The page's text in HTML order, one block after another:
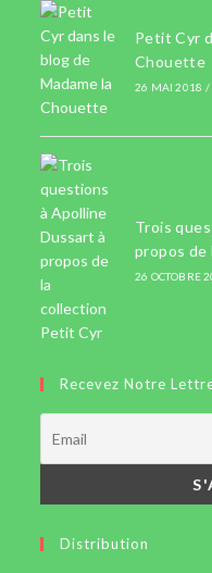
Petit Cyr
Chouette
26 MAI 2018 /
Trois
propos
26 OCTOBRE
Recevez Notre
Distribution